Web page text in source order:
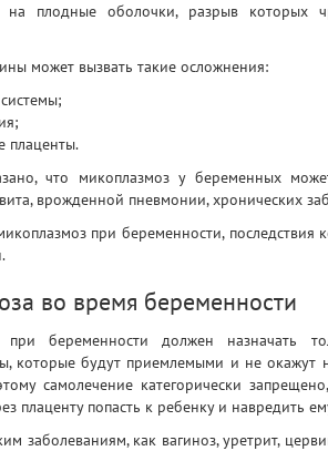
плодные оболочки, разрыв которых
может вызвать такие осложнения:
плаценты.
что микоплазмоз у беременных
врожденной пневмонии, хронических
при беременности,
во время беременности
при беременности должен назначать
которые будут приемлемыми и не окажут
самолечение категорически
плаценту попасть к ребенку и навредить
заболеваниям, как вагиноз, уретрит,